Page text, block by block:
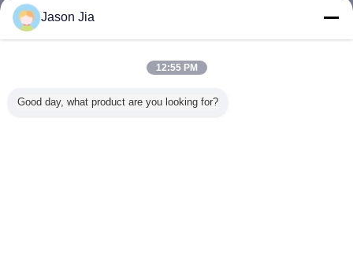
多く真空冷却システム
Jason Jia
12:55 PM
Good day, what product are you looking for?